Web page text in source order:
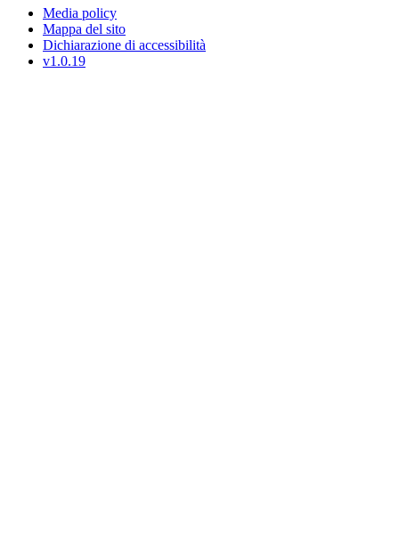
Media policy
Mappa del sito
Dichiarazione di accessibilità
v1.0.19